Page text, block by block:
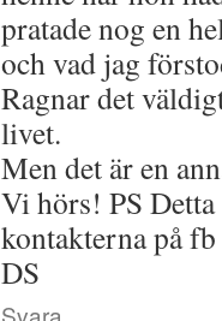
pratade nog en
och vad jag
Ragnar det
livet.
Men det är en
Vi hörs! PS Detta
kontakterna på
DS
Svara